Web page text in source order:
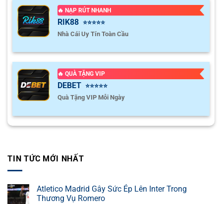
🔥 NẠP RÚT NHANH
RIK88 ⭐⭐⭐⭐⭐
Nhà Cái Uy Tín Toàn Cầu
🔥 QUÀ TẶNG VIP
DEBET ⭐⭐⭐⭐⭐
Quà Tặng VIP Mỗi Ngày
TIN TỨC MỚI NHẤT
Atletico Madrid Gây Sức Ép Lên Inter Trong
Thương Vụ Romero